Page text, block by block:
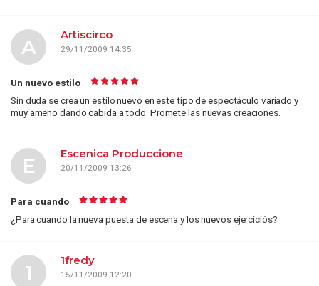
Artiscirco
29/11/2009 14:35
A
Un nuevo estilo
Sin duda se crea un estilo nuevo en este tipo de espectáculo variado y
muy ameno dando cabida a todo. Promete las nuevas creaciones.
Escenica Produccione
20/11/2009 13:26
E
Para cuando
¿Para cuando la nueva puesta de escena y los nuevos ejerciciós?
1fredy
15/11/2009 12:20
1